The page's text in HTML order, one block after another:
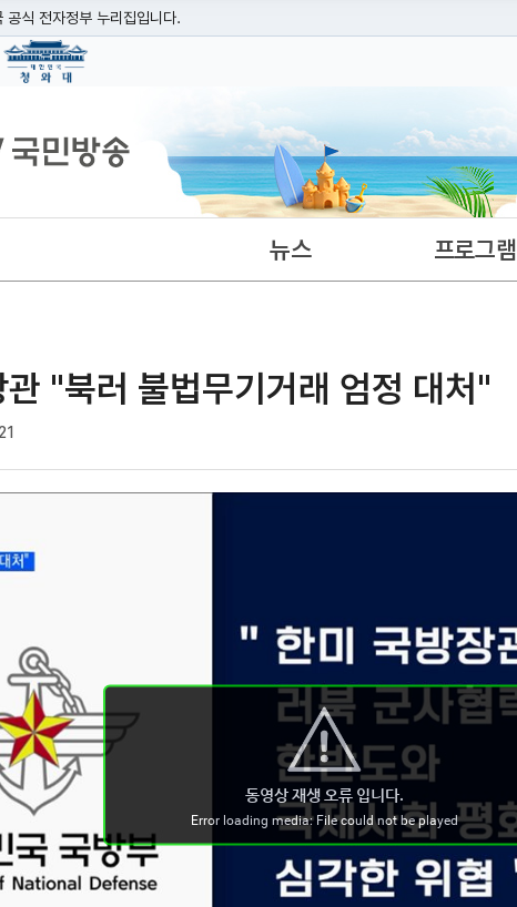
공식 전자정부 누리집입니다.
하기
다른 도메인 주소를 사용하고 있다면 아래 URL에서 도메인 주소를 확인해 보세요
기
뉴스 프로그램
"북러 불법무기거래 엄정 대처"